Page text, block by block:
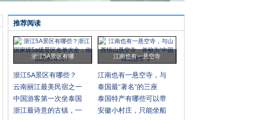
推荐阅读
浙江5A景区有哪 江南也有一悬空寺
浙江5A景区有哪些？
江南也有一悬空寺，与
云南丽江最美民宿之一
泰国最“著名”的三座
中国游客第一次坐泰国
泰国特产有哪些可以带
浙江最诗意的古镇，一
安徽小村庄，只能坐船